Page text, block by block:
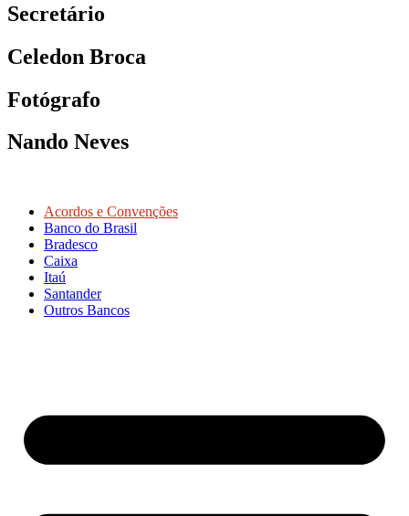
Secretário
Celedon Broca
Fotógrafo
Nando Neves
Acordos e Convenções
Banco do Brasil
Bradesco
Caixa
Itaú
Santander
Outros Bancos